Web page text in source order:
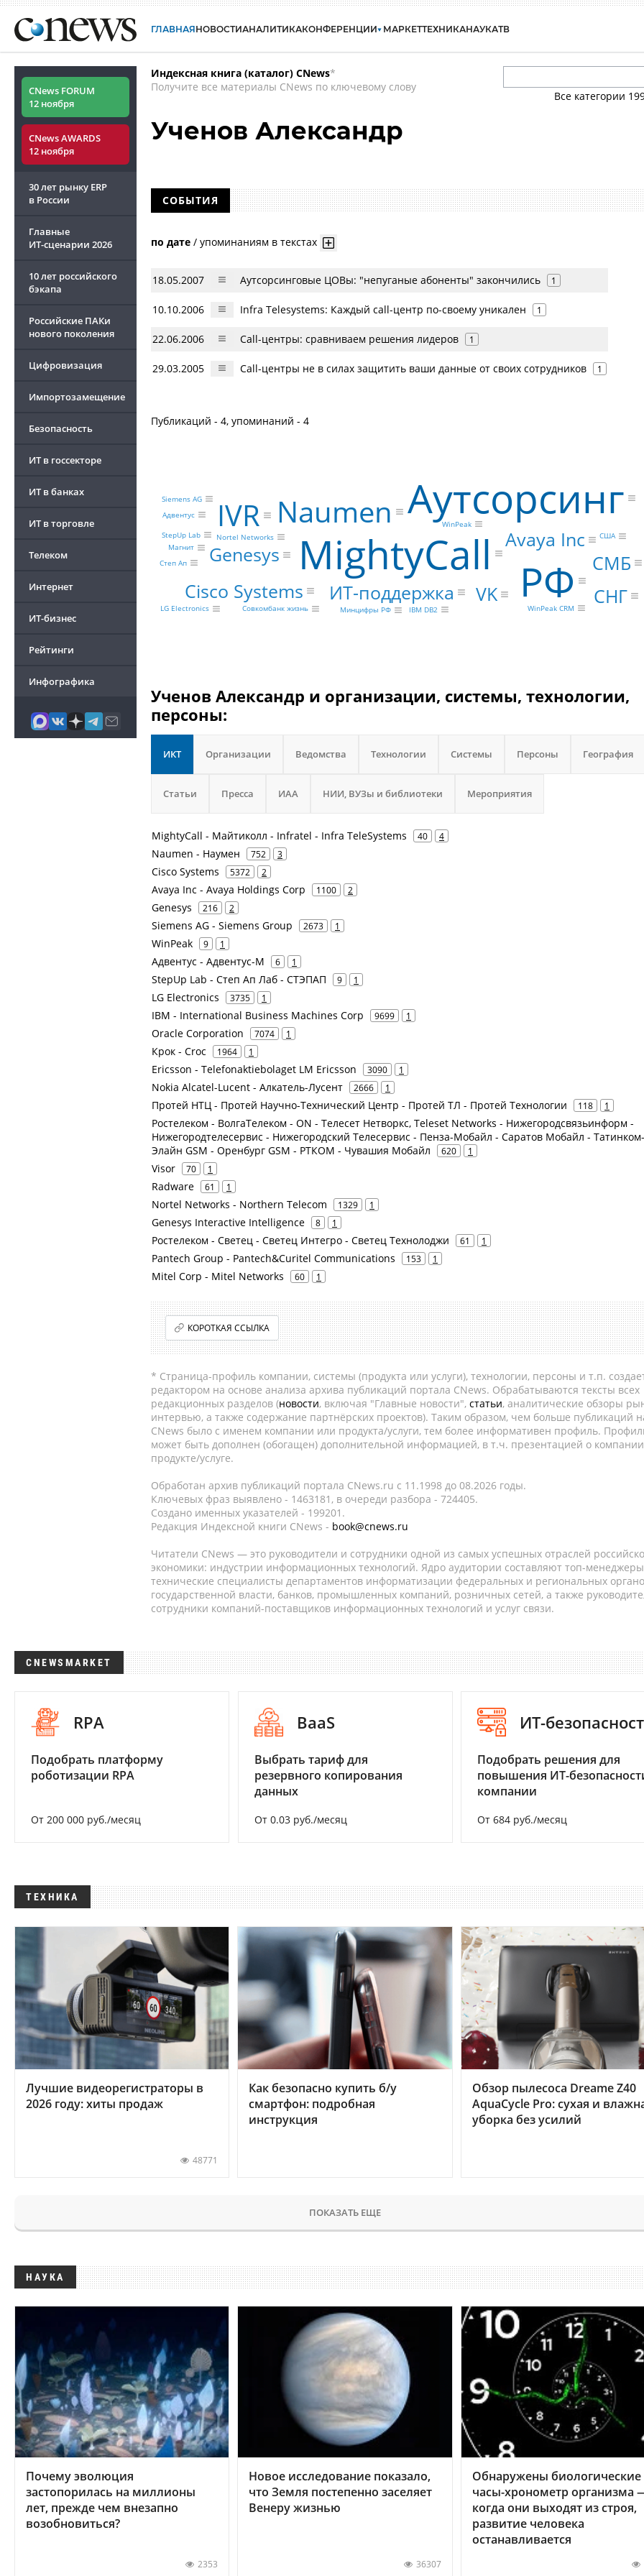
ГЛАВНАЯНОВОСТИАНАЛИТИКАКОНФЕРЕНЦИИ МАРКЕТТЕХНИКАНАУКАТВ
CNews FORUM
12 ноября
CNews AWARDS
12 ноября
30 лет рынку ERP
в России
Главные
ИТ-сценарии 2026
10 лет российского
бэкапа
Российские ПАКи
нового поколения
Цифровизация
Импортозамещение
Безопасность
ИТ в госсекторе
ИТ в банках
ИТ в торговле
Телеком
Интернет
ИТ-бизнес
Рейтинги
Инфографика
Индексная книга (каталог) CNews*
Получите все материалы CNews по ключевому слову
Все категории
Ученов Александр
СОБЫТИЯ
по дате / упоминаниям в текстах
18.05.2007 Аутсорсинговые ЦОВы: "непуганые абоненты" закончились 1
10.10.2006 Infra Telesystems: Каждый call-центр по-своему уникален 1
22.06.2006 Call-центры: сравниваем решения лидеров 1
29.03.2005 Call-центры не в силах защитить ваши данные от своих сотрудников 1
Публикаций - 4, упоминаний - 4
MightyCall
Аутсорсинг
РФ
Naumen
IVR
Cisco Systems
Avaya Inc
Genesys
ИТ-поддержка
VK СНГ
СМБ
Siemens AG
WinPeak
Адвентус
StepUp Lab
LG Electronics Совкомбанк жизнь
Магнит
Минцифры РФ WinPeak CRM
Степ Ап
Nortel Networks
IBM DB2
США
Ученов Александр и организации, системы, технологии,
персоны:
ИКТ Организации Ведомства Технологии Системы Персоны География
Статьи Пресса ИАА НИИ, ВУЗы и библиотеки Мероприятия
MightyCall - Майтиколл - Infratel - Infra TeleSystems 40 4
Naumen - Наумен 752 3
Cisco Systems 5372 2
Avaya Inc - Avaya Holdings Corp 1100 2
Genesys 216 2
Siemens AG - Siemens Group 2673 1
WinPeak 9 1
Адвентус - Адвентус-М 6 1
StepUp Lab - Степ Ап Лаб - СТЭПАП 9 1
LG Electronics 3735 1
IBM - International Business Machines Corp 9699 1
Oracle Corporation 7074 1
Крок - Croc 1964 1
Ericsson - Telefonaktiebolaget LM Ericsson 3090 1
Nokia Alcatel-Lucent - Алкатель-Лусент 2666 1
Протей НТЦ - Протей Научно-Технический Центр - Протей ТЛ - Протей Технологии 118 1
Ростелеком - ВолгаТелеком - ON - Телесет Нетворкс, Teleset Networks - Нижегородсвязьинформ -
Нижегородтелесервис - Нижегородский Телесервис - Пенза-Мобайл - Саратов Мобайл -
Элайн GSM - Оренбург GSM - РТКОМ - Чувашия Мобайл
620 1
Visor 70 1
Radware 61 1
Nortel Networks - Northern Telecom 1329 1
Genesys Interactive Intelligence 8 1
Ростелеком - Светец - Светец Интегро - Светец Технолоджи 61 1
Pantech Group - Pantech&Curitel Communications 153 1
Mitel Corp - Mitel Networks 60 1
КОРОТКАЯ ССЫЛКА
* Страница-профиль компании, системы (продукта или услуги), технологии, персоны и т.п.
редактором на основе анализа архива публикаций портала CNews. Обрабатываются тексты всех
редакционных разделов (новости, включая "Главные новости", статьи, аналитические обзоры
интервью, а также содержание партнёрских проектов). Таким образом, чем больше публикаций
CNews было с именем компании или продукта/услуги, тем более информативен профиль.
может быть дополнен (обогащен) дополнительной информацией, в т.ч. презентацией о
продукте/услуге.
Обработан архив публикаций портала CNews.ru c 11.1998 до 08.2026 годы.
Ключевых фраз выявлено - 1463181, в очереди разбора - 724405.
Создано именных указателей - 199201.
Редакция Индексной книги CNews - book@cnews.ru
Читатели CNews — это руководители и сотрудники одной из самых успешных отраслей
экономики: индустрии информационных технологий. Ядро аудитории составляют топ-
технические специалисты департаментов информатизации федеральных и региональных
государственной власти, банков, промышленных компаний, розничных сетей, а также
сотрудники компаний-поставщиков информационных технологий и услуг связи.
CNEWSMARKET
RPA
Подобрать платформу
роботизации RPA
От 200 000 руб./месяц
BaaS
Выбрать тариф для
резервного копирования
данных
От 0.03 руб./месяц
ИТ-
Подобрать решения для
повышения ИТ-
компании
От 684 руб./месяц
ТЕХНИКА
Лучшие видеорегистраторы в
2026 году: хиты продаж
48771
Как безопасно купить б/у
смартфон: подробная
инструкция
Обзор пылесоса Dreame Z40
AquaCycle Pro: сухая и
уборка без усилий
ПОКАЗАТЬ ЕЩЕ
НАУКА
Почему эволюция
застопорилась на миллионы
лет, прежде чем внезапно
возобновиться?
2353
Новое исследование показало,
что Земля постепенно заселяет
Венеру жизнью
36307
Обнаружены биологические
часы-хронометр организма
когда они выходят из строя,
развитие человека
останавливается